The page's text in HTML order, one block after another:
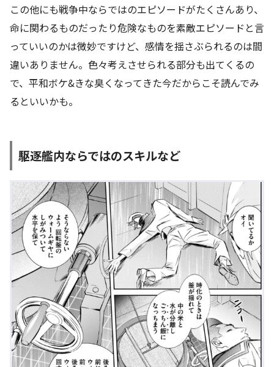
この他にも戦争中ならではのエピソードがたくさんあり、
命に関わるものだったり危険なものを素敵エピソードと言
っていいのかは微妙ですけど、感情を揺さぶられるのは間
違いありません。色々考えさせられる部分も出てくるの
で、平和ボケ&きな臭くなってきた今だからこそ読んでみ
るといいかも。
駆逐艦内ならではのスキルなど